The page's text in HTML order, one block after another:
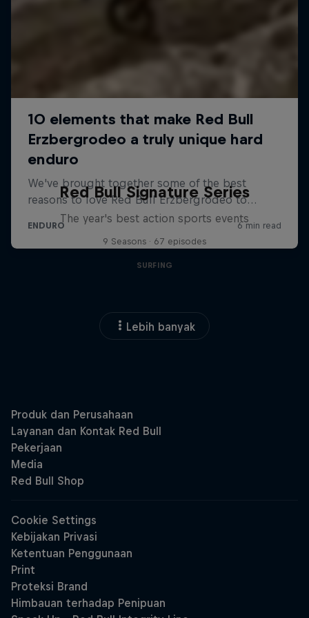
Red Bull Signature Series
The year's best action sports events
9 Seasons · 67 episodes
SURFING
Lebih banyak